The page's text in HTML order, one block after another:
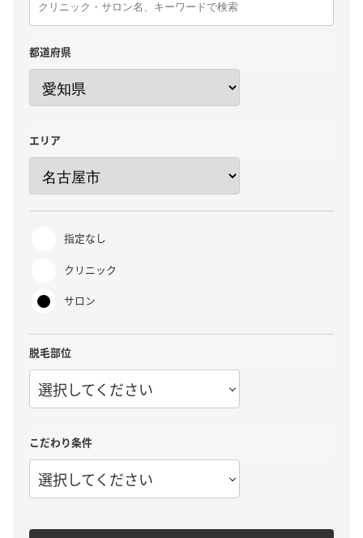
都道府県
エリア
指定なし
クリニック
サロン
脱毛部位
選択してください
こだわり条件
選択してください